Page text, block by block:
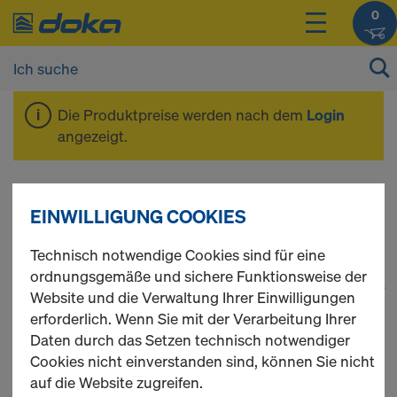
0
Die Produktpreise werden nach dem Login
angezeigt.
Ankersystem 15,0
45 Produkte gefunden 1
Meist gesucht
Ankerstab 15,0mm verzinkt
EINWILLIGUNG COOKIES
Technisch notwendige Cookies sind für eine
ordnungsgemäße und sichere Funktionsweise der
Website und die Verwaltung Ihrer Einwilligungen
erforderlich. Wenn Sie mit der Verarbeitung Ihrer
Daten durch das Setzen technisch notwendiger
Cookies nicht einverstanden sind, können Sie nicht
auf die Website zugreifen.